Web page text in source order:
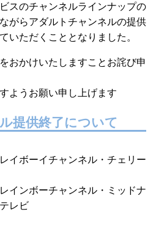
スのチャンネルラインナップの
がらアダルトチャンネルの提供
いただくこととなりました。
おかけいたしますことお詫び申
ようお願い申し上げます
提供終了について
イボーイチャンネル・チェリー
インボーチャンネル・ミッドナ
レビ